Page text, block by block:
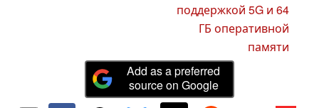
поддержкой 5G и 64
ГБ оперативной
памяти
Add as a preferred
source on Google